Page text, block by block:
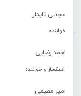
مجتبی تابدار
خواننده
احمد رضایی
آهنگساز و خواننده
امیر مقیمی